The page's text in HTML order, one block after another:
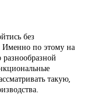
без
Именно по этому на
такую,